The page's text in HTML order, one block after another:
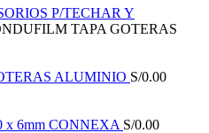
P/TECHAR Y
TAPA GOTERAS
ALUMINIO S/0.00
x 6mm CONNEXA S/0.00